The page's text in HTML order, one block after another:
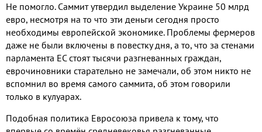
Не помогло. Саммит утвердил выделение Украине 50 млрд
евро, несмотря на то что эти деньги сегодня просто
необходимы европейской экономике. Проблемы фермеров
даже не были включены в повестку дня, а то, что за стенами
парламента ЕС стоят тысячи разгневанных граждан,
еврочиновники старательно не замечали, об этом никто не
вспомнил во время самого саммита, об этом говорили
только в кулуарах.
Подобная политика Евросоюза привела к тому, что